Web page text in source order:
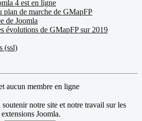
4 est en ligne
de marche de GMapFP
de Joomla
évolutions de GMapFP sur 2019
(ssl)
aucun membre en ligne
notre site et notre travail sur les
extensions Joomla.